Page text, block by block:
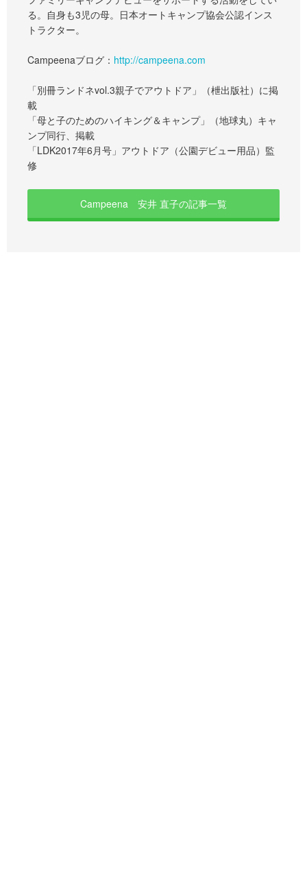
る。自身も3児の母。日本オートキャンプ協会公認インス
トラクター。
Campeenaブログ： http://campeena.com
「別冊ランドネvol.3親子でアウトドア」（枻出版社）に掲
載
「母と子のためのハイキング＆キャンプ」（地球丸）キャ
ンプ同行、掲載
「LDK2017年6月号」アウトドア（公園デビュー用品）監
修
Campeena 安井 直子の記事一覧